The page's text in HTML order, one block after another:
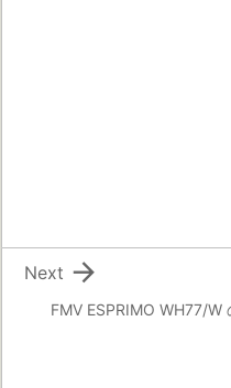
FMV ESPRIMO WH77/W

Next